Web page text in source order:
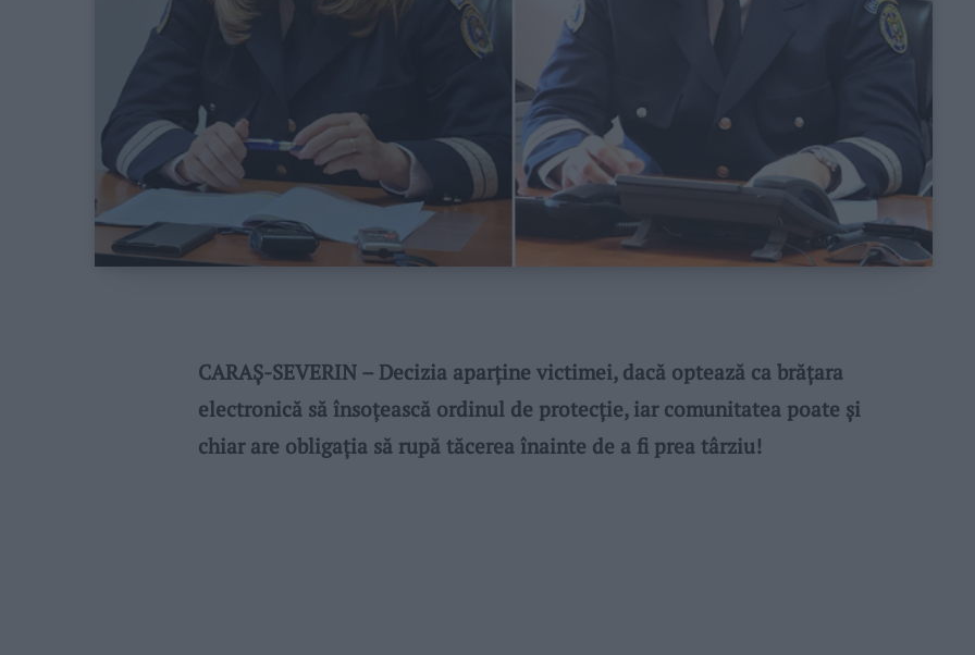
CARAŞ-SEVERIN – Decizia aparține victimei, dacă optează ca brățara
electronică să însoțească ordinul de protecție, iar comunitatea poate și
chiar are obligația să rupă tăcerea înainte de a fi prea târziu!